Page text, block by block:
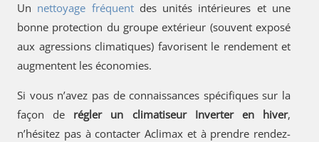
Un nettoyage fréquentdes unités intérieures et une
bonne protection du groupe extérieur (souvent exposé
aux agressions climatiques) favorisent le rendement et
augmentent les économies.
Si vous n’avez pas de connaissances spécifiques sur la
façon de régler un climatiseur Inverter en hiver,
n’hésitez pas à contacter Aclimax et à prendre rendez-